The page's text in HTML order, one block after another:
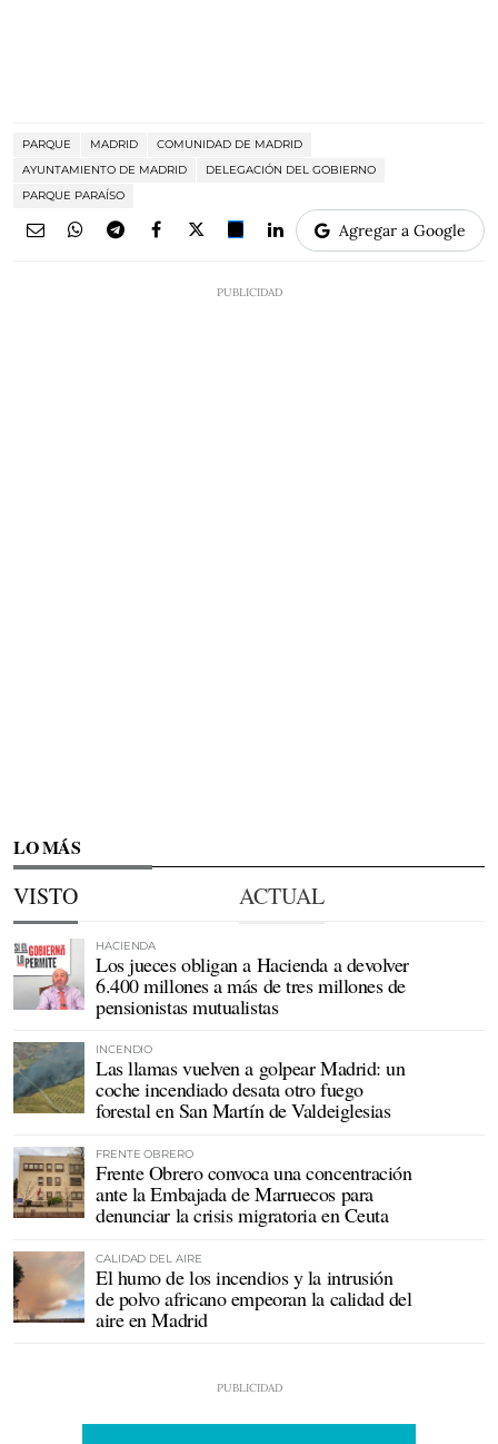
PARQUE MADRID
COMUNIDAD DE MADRID
AYUNTAMIENTO DE MADRID
DELEGACIÓN DEL GOBIERNO
PARQUE PARAÍSO
Agregar a Google
LO MÁS
VISTO ACTUAL
HACIENDA
Los jueces obligan a Hacienda a devolver
6.400 millones a más de tres millones de
pensionistas mutualistas
INCENDIO
Las llamas vuelven a golpear Madrid: un
coche incendiado desata otro fuego
forestal en San Martín de Valdeiglesias
FRENTE OBRERO
Frente Obrero convoca una concentración
ante la Embajada de Marruecos para
denunciar la crisis migratoria en Ceuta
CALIDAD DEL AIRE
El humo de los incendios y la intrusión
de polvo africano empeoran la calidad del
aire en Madrid